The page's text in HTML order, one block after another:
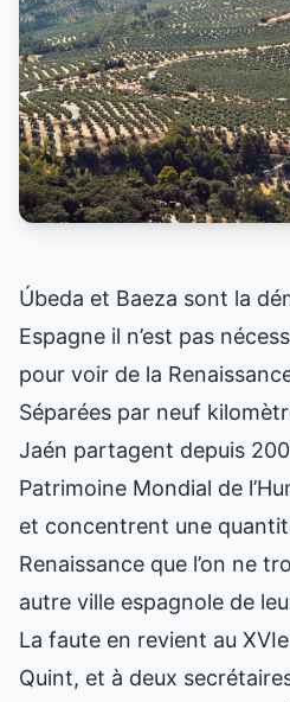
Úbeda et Baeza sont la
Espagne il n’est pas
pour voir de la
Séparées par neuf
Jaén partagent depuis
Patrimoine Mondial de
et concentrent une
Renaissance que l’on ne
autre ville espagnole de
La faute en revient au
Quint, et à deux